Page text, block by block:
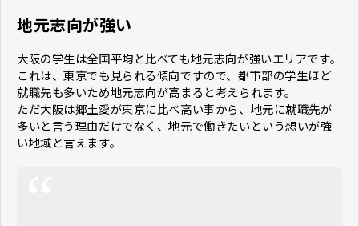
地元志向が強い
大阪の学生は全国平均と比べても地元志向が強いエリアです。
これは、東京でも見られる傾向ですので、都市部の学生ほど
就職先も多いため地元志向が高まると考えられます。
ただ大阪は郷土愛が東京に比べ高い事から、地元に就職先が
多いと言う理由だけでなく、地元で働きたいという想いが強
い地域と言えます。